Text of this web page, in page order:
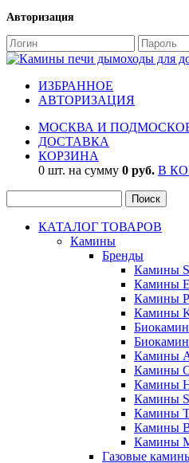
Авторизация
ИЗБРАННОЕ
АВТОРИЗАЦИЯ
МОСКВА И
ДОСТАВКА
КОРЗИНА
0 шт. на сумму 0 руб. В
КАТАЛОГ ТОВАРОВ
Камины
Бренды
Камины
Камины
Камины
Камины
Камины
Камины
Камины
Камины
Камины
Камины
Камины
Газовые